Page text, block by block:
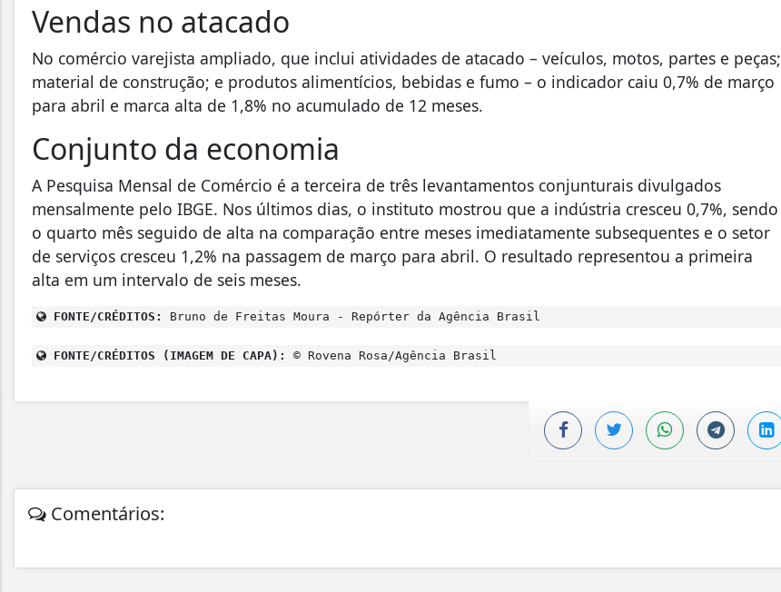
Vendas no atacado
No comércio varejista ampliado, que inclui atividades de atacado – veículos, motos, partes e peças;
material de construção; e produtos alimentícios, bebidas e fumo – o indicador caiu 0,7% de março
para abril e marca alta de 1,8% no acumulado de 12 meses.
Conjunto da economia
A Pesquisa Mensal de Comércio é a terceira de três levantamentos conjunturais divulgados
mensalmente pelo IBGE. Nos últimos dias, o instituto mostrou que a indústria cresceu 0,7%, sendo
o quarto mês seguido de alta na comparação entre meses imediatamente subsequentes e o setor
de serviços cresceu 1,2% na passagem de março para abril. O resultado representou a primeira
alta em um intervalo de seis meses.
FONTE/CRÉDITOS: Bruno de Freitas Moura - Repórter da Agência Brasil
FONTE/CRÉDITOS (IMAGEM DE CAPA): © Rovena Rosa/Agência Brasil
Comentários: